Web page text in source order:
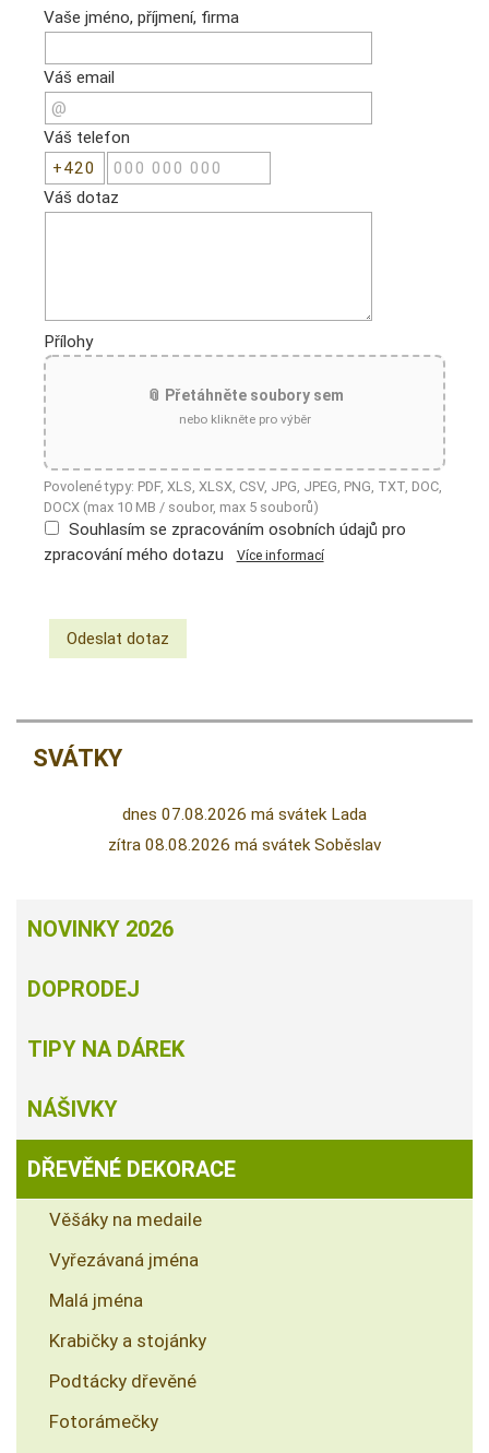
Vaše jméno, příjmení, firma
Váš email
Váš telefon
Váš dotaz
Přílohy
📎 Přetáhněte soubory sem
nebo klikněte pro výběr
Povolené typy: PDF, XLS, XLSX, CSV, JPG, JPEG, PNG, TXT, DOC,
DOCX (max 10 MB / soubor, max 5 souborů)
Souhlasím se zpracováním osobních údajů pro
zpracování mého dotazu
Více informací
SVÁTKY
dnes 07.08.2026 má svátek Lada
zítra 08.08.2026 má svátek Soběslav
NOVINKY 2026
DOPRODEJ
TIPY NA DÁREK
NÁŠIVKY
DŘEVĚNÉ DEKORACE
Věšáky na medaile
Vyřezávaná jména
Malá jména
Krabičky a stojánky
Podtácky dřevěné
Fotorámečky